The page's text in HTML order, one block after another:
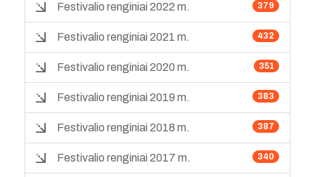
379
Festivalio renginiai 2022 m.
432
Festivalio renginiai 2021 m.
351
Festivalio renginiai 2020 m.
383
Festivalio renginiai 2019 m.
387
Festivalio renginiai 2018 m.
340
Festivalio renginiai 2017 m.